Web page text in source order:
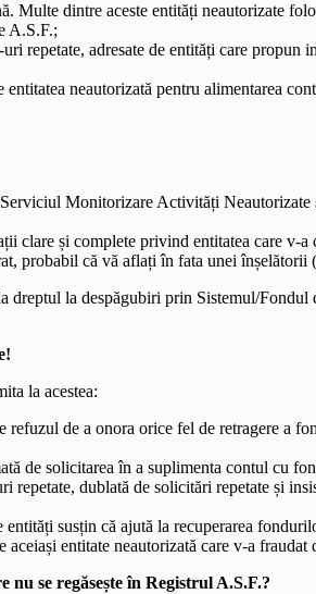
Multe dintre aceste entități neautorizate
A.S.F.;
repetate, adresate de entități care
neautorizată pentru alimentarea
Monitorizare Activități
clare și complete privind entitatea care v-
probabil că vă aflați în fata unei înșelătorii
la despăgubiri prin Sistemul/
la acestea:
de a onora orice fel de retragere a
de solicitarea în a suplimenta contul cu
repetate, dublată de solicitări repetate și
susțin că ajută la recuperarea
aceiași entitate neautorizată care v-a
nu se regăsește în Registrul A.S.F.?